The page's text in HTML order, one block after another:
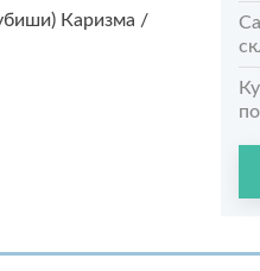
Каризма /